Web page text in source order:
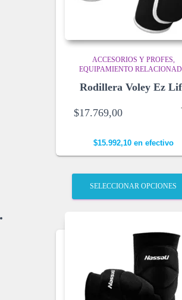
ACCESORIOS Y PROFES
EQUIPAMIENTO
Rodillera Voley Ez
$17.769,00
$15.992,10en efectivo
SELECCIONAR OPCIONES